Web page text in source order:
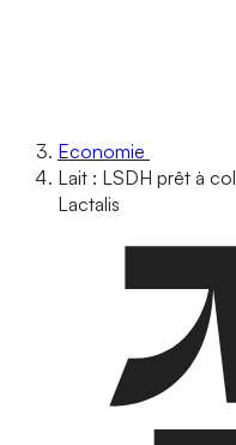
Economie
Lait : LSDH prêt à
Lactalis